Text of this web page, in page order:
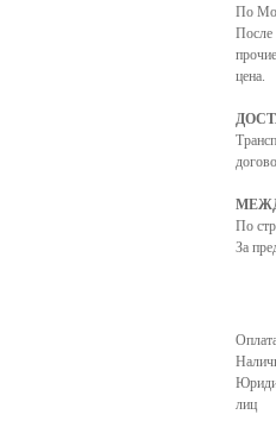
По
После
цена.
По
За
лиц